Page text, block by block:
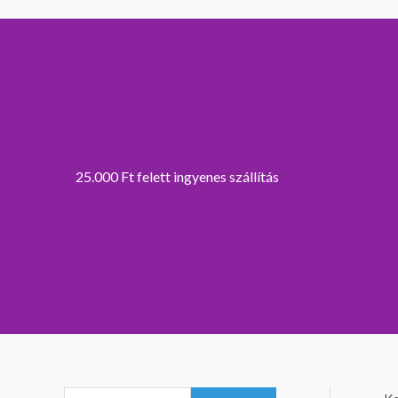
25.000 Ft felett ingyenes szállítás